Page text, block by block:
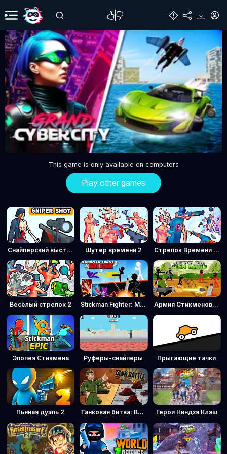
This game is only available on computers
Play other games
Снайперский выстрел: Время пули Шутер времени 2 Стрелок Времени 3: Спецназ
Весёлый стрелок 2 Stickman Fighter: Мега Побоище Армия Стикменов: Командная битва
Эпопея Стикмена Руферы-снайперы Прыгающие тачки
Пьяная дуэль 2 Танковая битва: Военный командир Герои Ниндзя Клэш